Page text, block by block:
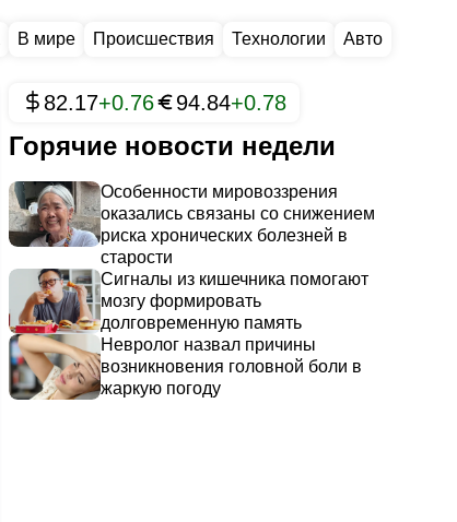
В мире Происшествия Технологии Авто
82.17+0.76 94.84+0.78
Горячие новости недели
Особенности мировоззрения
оказались связаны со снижением
риска хронических болезней в
старости
Сигналы из кишечника помогают
мозгу формировать
долговременную память
Невролог назвал причины
возникновения головной боли в
жаркую погоду